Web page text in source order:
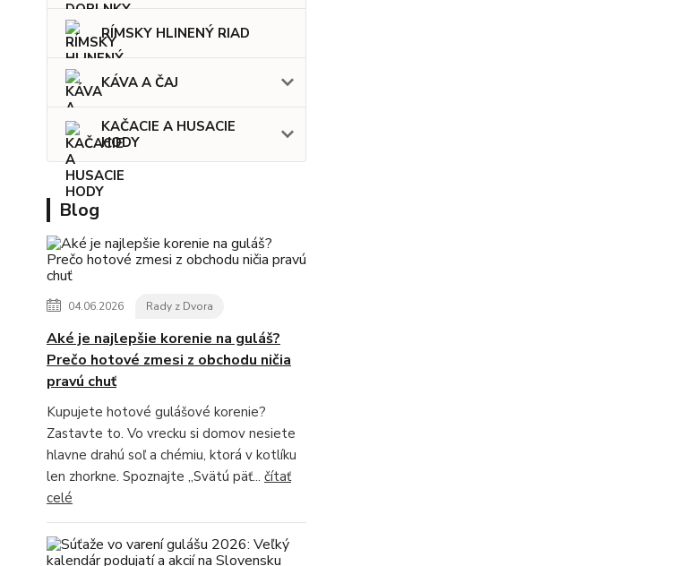
RÍMSKY HLINENÝ RIAD
KÁVA A ČAJ
KAČACIE A HUSACIE
HODY
Blog
04.06.2026 Rady z Dvora
Aké je najlepšie korenie na guláš?
Prečo hotové zmesi z obchodu ničia
pravú chuť
Kupujete hotové gulášové korenie?
Zastavte to. Vo vrecku si domov nesiete
hlavne drahú soľ a chémiu, ktorá v kotlíku
len zhorkne. Spoznajte „Svätú päť... čítať
celé